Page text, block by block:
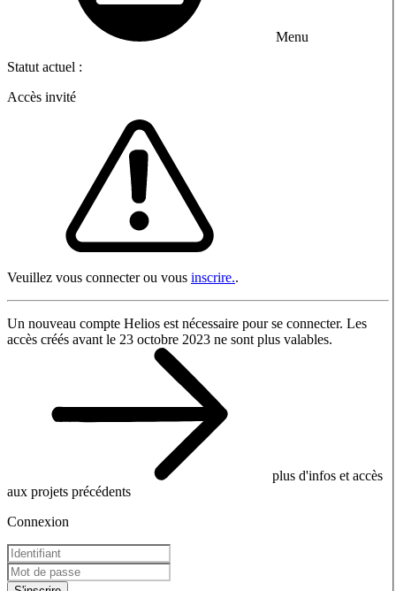
Menu
Statut actuel :
Accès invité
Veuillez vous connecter ou vous inscrire..
Un nouveau compte Helios est nécessaire pour se connecter. Les
accès créés avant le 23 octobre 2023 ne sont plus valables.
plus d'infos et accès
aux projets précédents
Connexion